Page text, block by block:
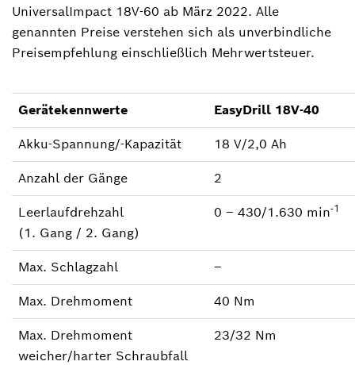
UniversalImpact 18V-60 ab März 2022. Alle
genannten Preise verstehen sich als unverbindliche
Preisempfehlung einschließlich Mehrwertsteuer.
Gerätekennwerte EasyDrill 18V-40
Akku-Spannung/-Kapazität 18 V/2,0 Ah
Anzahl der Gänge 2
Leerlaufdrehzahl
(1. Gang / 2. Gang)
0 ‒ 430/1.630 min-1
Max. Schlagzahl ‒
Max. Drehmoment 40 Nm
Max. Drehmoment
weicher/harter Schraubfall
23/32 Nm